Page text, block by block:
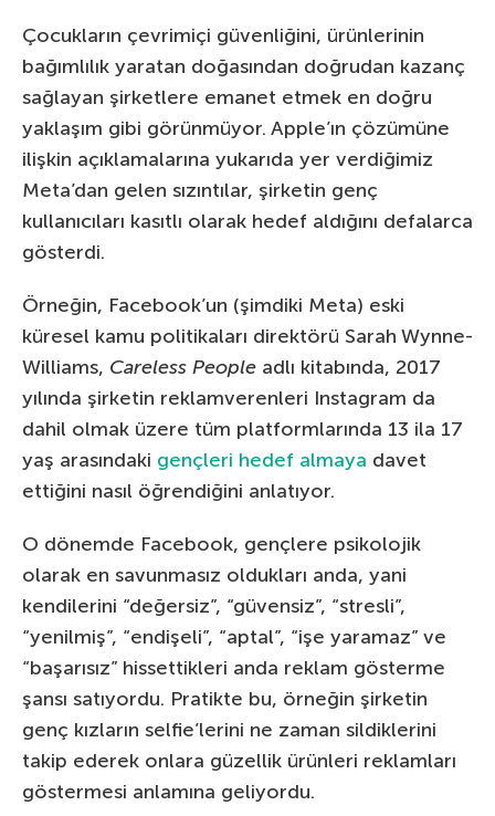
Çocukların çevrimiçi güvenliğini, ürünlerinin
bağımlılık yaratan doğasından doğrudan kazanç
sağlayan şirketlere emanet etmek en doğru
yaklaşım gibi görünmüyor. Apple’ın çözümüne
ilişkin açıklamalarına yukarıda yer verdiğimiz
Meta’dan gelen sızıntılar, şirketin genç
kullanıcıları kasıtlı olarak hedef aldığını defalarca
gösterdi.
Örneğin, Facebook’un (şimdiki Meta) eski
küresel kamu politikaları direktörü Sarah Wynne-
Williams, Careless People adlı kitabında, 2017
yılında şirketin reklamverenleri Instagram da
dahil olmak üzere tüm platformlarında 13 ila 17
yaş arasındaki gençleri hedef almaya davet
ettiğini nasıl öğrendiğini anlatıyor.
O dönemde Facebook, gençlere psikolojik
olarak en savunmasız oldukları anda, yani
kendilerini “değersiz”, “güvensiz”, “stresli”,
“yenilmiş”, “endişeli”, “aptal”, “işe yaramaz” ve
“başarısız” hissettikleri anda reklam gösterme
şansı satıyordu. Pratikte bu, örneğin şirketin
genç kızların selfie’lerini ne zaman sildiklerini
takip ederek onlara güzellik ürünleri reklamları
göstermesi anlamına geliyordu.